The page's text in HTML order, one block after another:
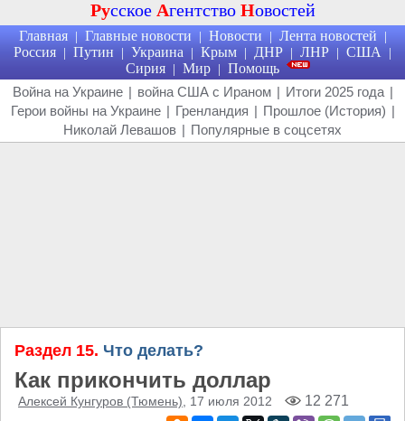
Русское Агентство Новостей
Главная | Главные новости | Новости | Лента новостей |
Россия | Путин | Украина | Крым | ДНР | ЛНР | США |
Сирия | Мир | Помощь
Война на Украине | война США с Ираном | Итоги 2025 года |
Герои войны на Украине | Гренландия | Прошлое (История) |
Николай Левашов | Популярные в соцсетях
Раздел 15. Что делать?
Как прикончить доллар
Алексей Кунгуров (Тюмень) , 17 июля 2012 12 271